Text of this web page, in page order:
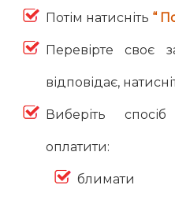
Потім натисніть “
Перевірте своє
відповідає,
Виберіть
оплатити:
блимати